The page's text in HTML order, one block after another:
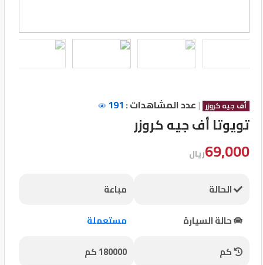
الدخول
English
مستثمري
السيارات
مطلوب
أف جيه كروزر | عدد المشاهدات :191
تويوتا أف جيه كروزر
69,000ريال
الحالة
مباعة
حالة السيارة
مستعملة
كم
180000 كم